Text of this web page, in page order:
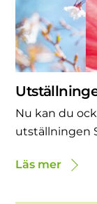
Nu kan du
utställningen
Läs mer